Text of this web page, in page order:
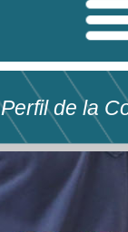
Perfil de la